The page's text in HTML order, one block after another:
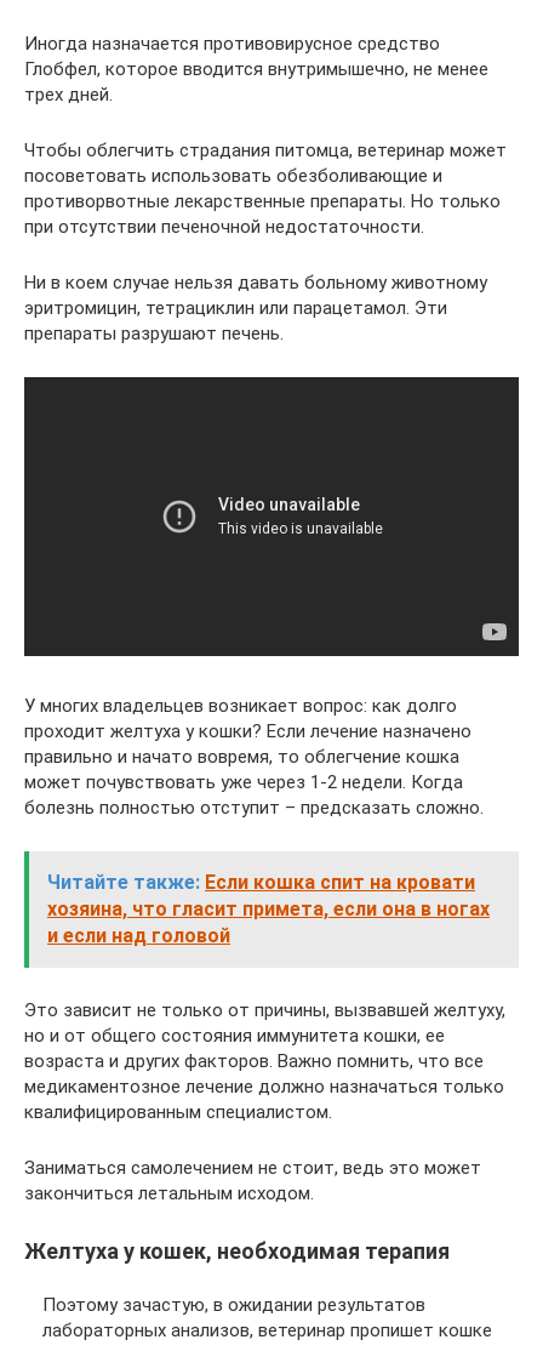
Иногда назначается противовирусное средство
Глобфел, которое вводится внутримышечно, не менее
трех дней.
Чтобы облегчить страдания питомца, ветеринар может
посоветовать использовать обезболивающие и
противорвотные лекарственные препараты. Но только
при отсутствии печеночной недостаточности.
Ни в коем случае нельзя давать больному животному
эритромицин, тетрациклин или парацетамол. Эти
препараты разрушают печень.
У многих владельцев возникает вопрос: как долго
проходит желтуха у кошки? Если лечение назначено
правильно и начато вовремя, то облегчение кошка
может почувствовать уже через 1-2 недели. Когда
болезнь полностью отступит – предсказать сложно.
Читайте также: Если кошка спит на кровати
хозяина, что гласит примета, если она в ногах
и если над головой
Это зависит не только от причины, вызвавшей желтуху,
но и от общего состояния иммунитета кошки, ее
возраста и других факторов. Важно помнить, что все
медикаментозное лечение должно назначаться только
квалифицированным специалистом.
Заниматься самолечением не стоит, ведь это может
закончиться летальным исходом.
Желтуха у кошек, необходимая терапия
Поэтому зачастую, в ожидании результатов
лабораторных анализов, ветеринар пропишет кошке